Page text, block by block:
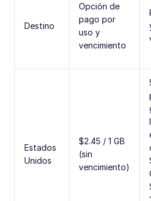
Destino
Opción de
pago por
uso y
vencimiento
Estados
Unidos
$2.45 / 1 GB
(sin
vencimiento)